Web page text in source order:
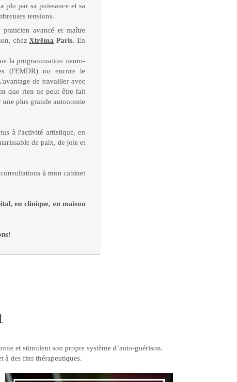
plu par sa puissance et sa
tensions.
avancé et maître
chezXtrëma Paris. En
la programmation neuro-
(l'EMDR) ou encore le
de travailler avec
que rien ne peut être fait
une plus grande autonomie
à l'activité artistique, en
de paix, de joie et
à mon cabinet
en clinique, en maison
et stimulent son propre système d’auto-guérison.
à des fins thérapeutiques.